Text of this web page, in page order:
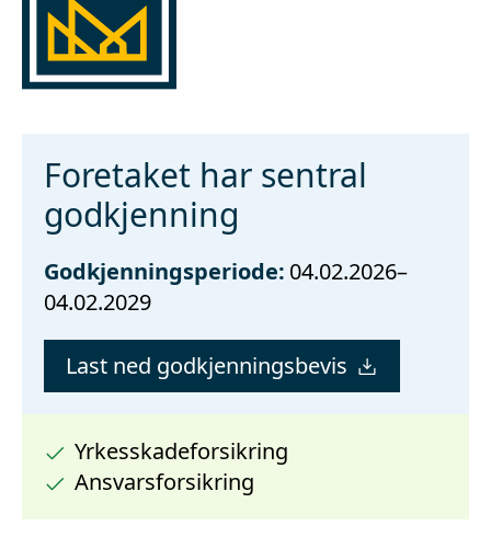
Foretaket har sentral
godkjenning
Godkjenningsperiode: 04.02.2026–
04.02.2029
Last ned godkjenningsbevis
Yrkesskadeforsikring
Ansvarsforsikring